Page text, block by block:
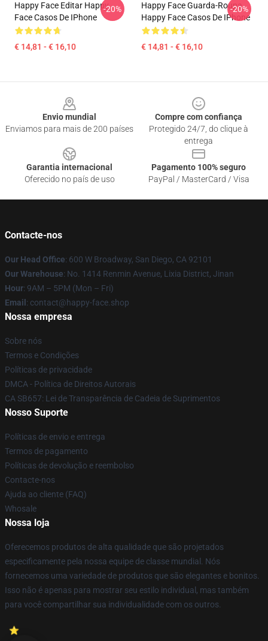
Happy Face Editar Happy
Face Casos De IPhone
€ 14,81 - € 16,10
-20%
Happy Face Guarda-Roupa
Happy Face Casos De IPhone
€ 14,81 - € 16,10
-20%
Envio mundial
Enviamos para mais de 200 países
Compre com confiança
Protegido 24/7, do clique à
entrega
Garantia internacional
Oferecido no país de uso
Pagamento 100% seguro
PayPal / MasterCard / Visa
Contacte-nos
Our Head Office: 600 W Broadway, San Diego, CA 92101
Our Warehouse: No. 1414 Renmin Avenue, Lixia District, Jinan
Hour: 9AM – 5PM (Mon – Fri)
Email : contact@happy-face.shop
Nossa empresa
Sobre nós
Termos e Condições
Políticas de privacidade
DMCA - Política de Direitos Autorais
CA SB657: Lei de Transparência de Cadeia de Suprimentos
Nosso Suporte
Políticas de envio e entrega
Termos de pagamento
Políticas de devolução e reembolso
Contacte-nos
Ajuda ao cliente (FAQ)
Whosale
Nossa loja
Oferecemos produtos de alta qualidade que são projetados
especificamente pela nossa equipe de classe mundial. Nós
fornecemos uma variedade de produtos que são elegantes e bonitos.
Isso não é apenas para mostrar seu estilo individual, mas também
para você compartilhar sua individualidade com os outros.